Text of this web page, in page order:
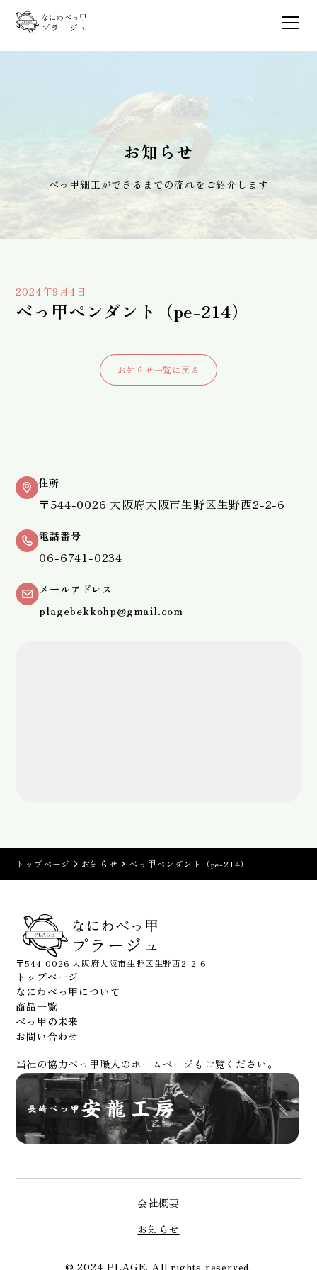
お知らせ
べっ甲細工ができるまでの流れをご紹介します
2024年9月4日
べっ甲ペンダント（pe-214）
お知らせ一覧に戻る
住所
〒544-0026 大阪府大阪市生野区生野西2-2-6
電話番号
06-6741-0234
メールアドレス
plagebekkohp@gmail.com
トップページ お知らせ べっ甲ペンダント（pe-214）
〒544-0026 大阪府大阪市生野区生野西2-2-6
トップページ
なにわべっ甲について
商品一覧
べっ甲の未来
お問い合わせ
当社の協力べっ甲職人のホームページもご覧ください。
© 2024 PLAGE. All rights reserved.
会社概要
お知らせ